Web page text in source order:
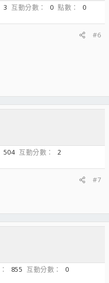
3 互動分數 0 點數
0
#6
504 互動分數
2
#7
855 互動分數
0